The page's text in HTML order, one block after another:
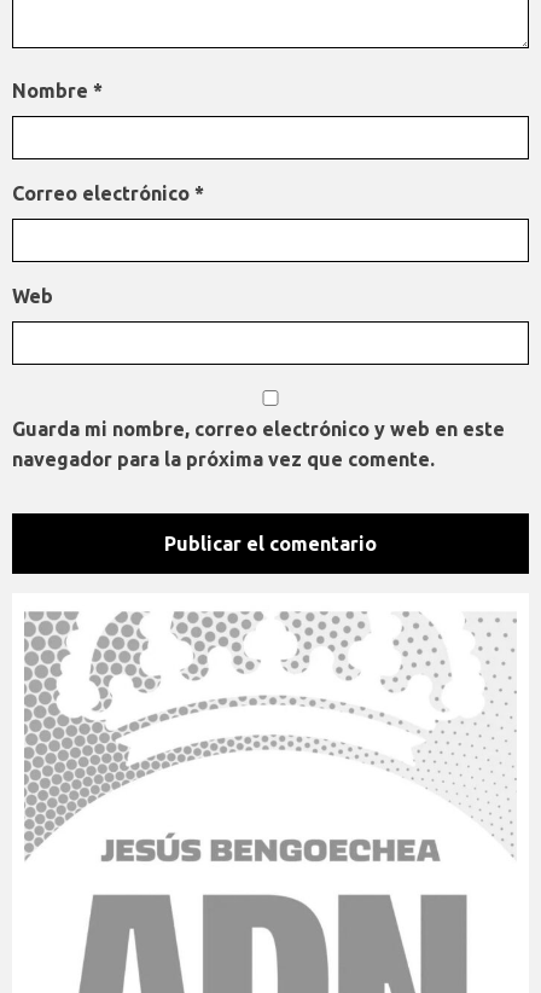
Nombre *
Correo electrónico *
Web
Guarda mi nombre, correo electrónico y web en este
navegador para la próxima vez que comente.